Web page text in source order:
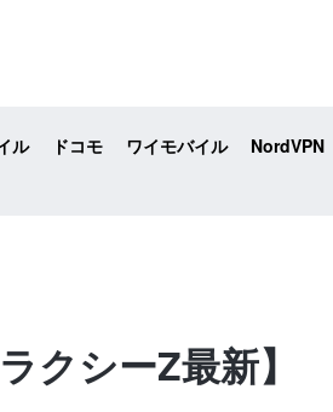
ル ドコモ ワイモバイル
NordVPN
クシーZ最新】